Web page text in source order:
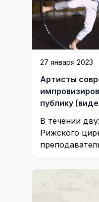
27 января 2023
Артисты
публику
В течении
Рижского
дисциплин
музыкант из